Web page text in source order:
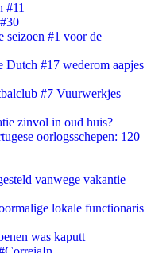
#11
#1 voor de
#17 wederom aapjes
#7 Vuurwerkjes
zinvol in oud huis?
oorlogsschepen: 120
vanwege vakantie
lokale functionaris
was kaputt